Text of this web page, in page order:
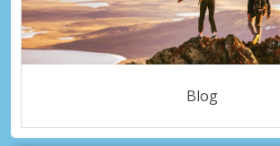
Blog